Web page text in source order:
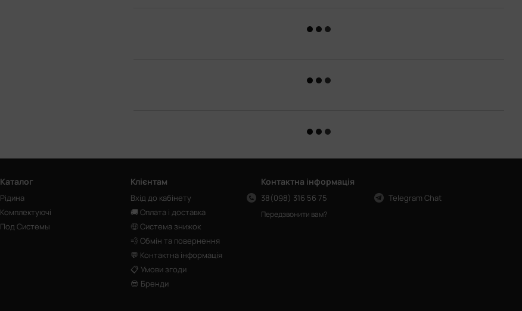
Каталог
Рідина
Комплектуючі
Под Системы
Клієнтам
Вхід до кабінету
🚚 Оплата і доставка
🤑 Система знижок
💨 Обмін та повернення
💬 Контактна інформація
📋 Умови згоди
😎 Бренди
Контактна інформація
38(098) 316 56 75
Передзвонити вам?
Telegram Chat